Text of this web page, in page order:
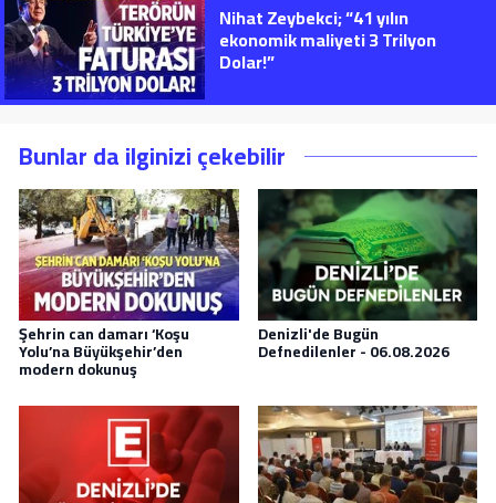
Nihat Zeybekci; “41 yılın
ekonomik maliyeti 3 Trilyon
Dolar!”
Bunlar da ilginizi çekebilir
Şehrin can damarı ‘Koşu
Yolu’na Büyükşehir’den
modern dokunuş
Denizli'de Bugün
Defnedilenler - 06.08.2026